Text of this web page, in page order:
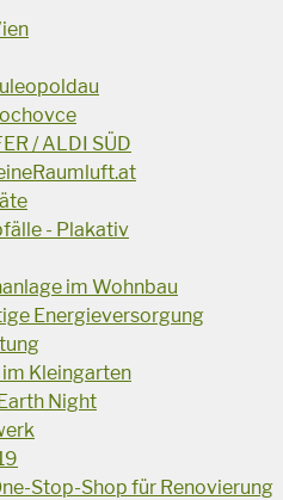
/ ALDI SÜD
- Plakativ
im Wohnbau
Energieversorgung
Kleingarten
Night
Stop-Shop für Renovierung